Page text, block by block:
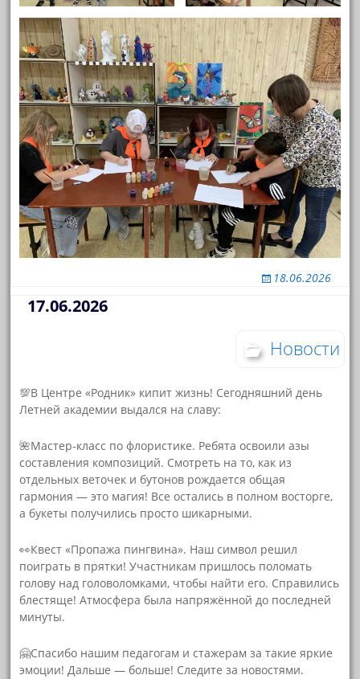
18.06.2026
17.06.2026
Новости
💯В Центре «Родник» кипит жизнь! Сегодняшний день
Летней академии выдался на славу:
🌺Мастер-класс по флористике. Ребята освоили азы
составления композиций. Смотреть на то, как из
отдельных веточек и бутонов рождается общая
гармония — это магия! Все остались в полном восторге,
а букеты получились просто шикарными.
👀Квест «Пропажа пингвина». Наш символ решил
поиграть в прятки! Участникам пришлось поломать
голову над головоломками, чтобы найти его. Справились
блестяще! Атмосфера была напряжённой до последней
минуты.
🤗Спасибо нашим педагогам и стажерам за такие яркие
эмоции! Дальше — больше! Следите за новостями.